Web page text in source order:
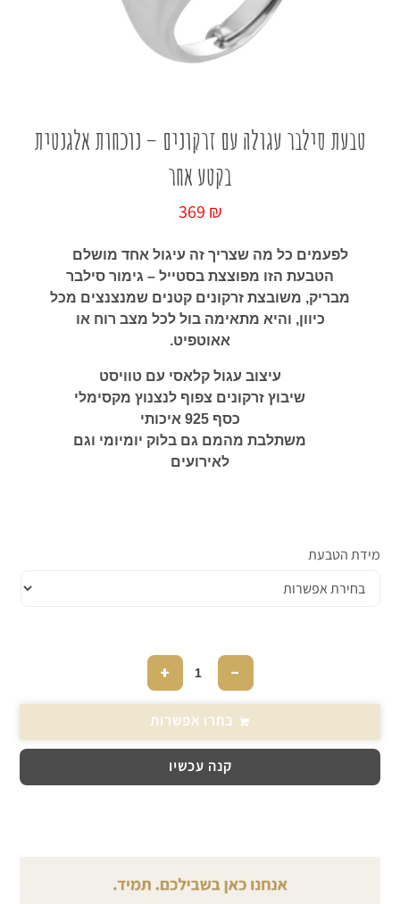
טבעת סילבר עגולה עם זרקונים – נוכחות אלגנטית
בקטע אחר
369 ₪
לפעמים כל מה שצריך זה עיגול אחד מושלם
הטבעת הזו מפוצצת בסטייל – גימור סילבר
מבריק, משובצת זרקונים קטנים שמנצנצים מכל
כיוון, והיא מתאימה בול לכל מצב רוח או
אאוטפיט.
עיצוב עגול קלאסי עם טוויסט
שיבוץ זרקונים צפוף לנצנוץ מקסימלי
כסף 925 איכותי
משתלבת מהמם גם בלוק יומיומי וגם
לאירועים
מידת הטבעת
−
+
בחרו אפשרות
קנה עכשיו